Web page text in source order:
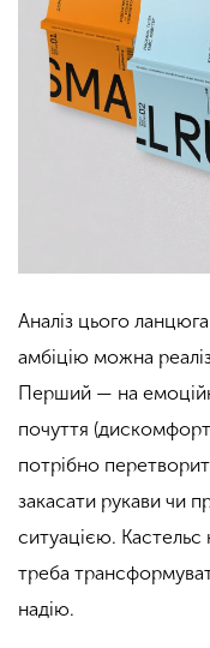
Аналіз цього
амбіцію можна
Перший — на
почуття
потрібно
закасати рукави чи
ситуацією. Кастельс
треба
надію.